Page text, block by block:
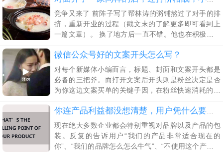
竞争又来了 前阵子写了帮林涛的粥铺熬过了对手的排
挤，重新开业的过程（戳文末的了解更多即可看到上
一篇文章）。 换了地方后一直不错。他也在积极的加
又给我打电话，说离他店里不远，又开了一家粥店，
友商又开始打价格战了，。 那家店早餐有油条、包子
和粥，中午是小菜加粥。新店开业直接5折优惠，看着
也挺干净的，和他的店差不多。让表妹买了份回来，
微信公众号好的文案开头怎么写？
对每个新媒体小编而言，标题、封面和文案开头都是
必备的三把斧。而打开文案后开头则是粉丝决定是否
为你这边文案买单的关键子因，在粉丝快速消耗的注
就无比重要了。
你连产品利益都没想清楚，用户凭什么要买单？
现在绝大多数企业都会特别重视对品牌以及产品的包
装。反复的告诉用户“我们的产品非常适合现在的
你”、“我们的品牌怎么怎么牛气”、“不使用这个产品你